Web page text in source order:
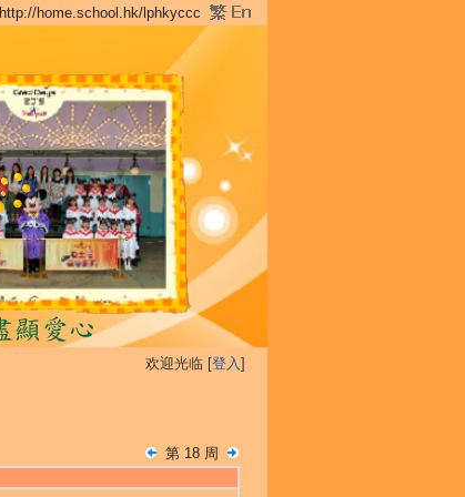
http://home.school.hk/lphkyccc
欢迎光临 [登入]
第 18 周